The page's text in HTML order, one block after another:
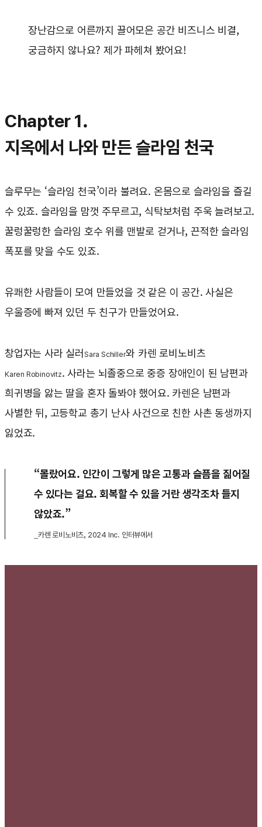
장난감으로 어른까지 끌어모은 공간 비즈니스 비결,
궁금하지 않나요? 제가 파헤쳐 봤어요!
Chapter 1.
지옥에서 나와 만든 슬라임 천국
슬루무는 ‘슬라임 천국’이라 불려요. 온몸으로 슬라임을 즐길
수 있죠. 슬라임을 맘껏 주무르고, 식탁보처럼 주욱 늘려보고.
꿀렁꿀렁한 슬라임 호수 위를 맨발로 걷거나, 끈적한 슬라임
폭포를 맞을 수도 있죠.
유쾌한 사람들이 모여 만들었을 것 같은 이 공간. 사실은
우울증에 빠져 있던 두 친구가 만들었어요.
창업자는 사라 실러 Sara Schiller와 카렌 로비노비츠
Karen Robinovitz. 사라는 뇌졸중으로 중증 장애인이 된 남편과
희귀병을 앓는 딸을 혼자 돌봐야 했어요. 카렌은 남편과
사별한 뒤, 고등학교 총기 난사 사건으로 친한 사촌 동생까지
잃었죠.
“몰랐어요. 인간이 그렇게 많은 고통과 슬픔을 짊어질
수 있다는 걸요. 회복할 수 있을 거란 생각조차 들지
않았죠.”
_카렌 로비노비츠, 2024 Inc. 인터뷰에서